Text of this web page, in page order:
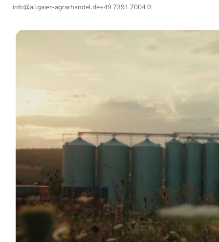
info@allgaier-agrarhandel.de+49 7391 7004 0